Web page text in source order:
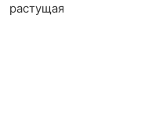
растущая